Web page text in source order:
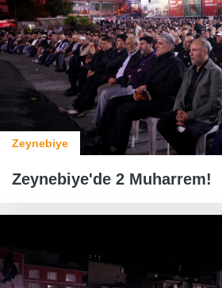
Zeynebiye
Zeynebiye'de 2 Muharrem!